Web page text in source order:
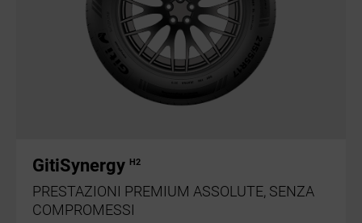
GitiSynergy H2
PRESTAZIONI PREMIUM ASSOLUTE, SENZA
COMPROMESSI